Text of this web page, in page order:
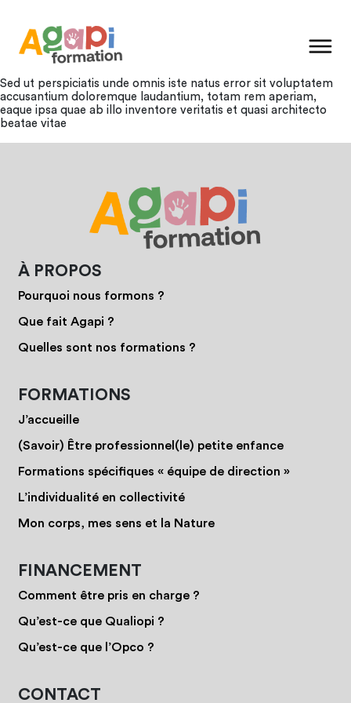
Sed ut perspiciatis unde omnis iste natus error sit voluptatem
accusantium doloremque laudantium, totam rem aperiam,
eaque ipsa quae ab illo inventore veritatis et quasi architecto
beatae vitae
À PROPOS
Pourquoi nous formons ?
Que fait Agapi ?
Quelles sont nos formations ?
FORMATIONS
J’accueille
(Savoir) Être professionnel(le) petite enfance
Formations spécifiques « équipe de direction »
L’individualité en collectivité
Mon corps, mes sens et la Nature
FINANCEMENT
Comment être pris en charge ?
Qu’est-ce que Qualiopi ?
Qu’est-ce que l’Opco ?
CONTACT